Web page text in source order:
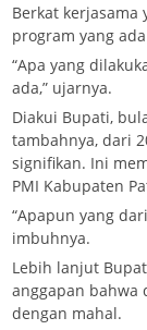
Berkat kerjasama
program yang
“Apa yang
ada,” ujarnya.
Diakui Bupati,
tambahnya, dari
signifikan. Ini
PMI Kabupaten
“Apapun yang
imbuhnya.
Lebih lanjut
anggapan
dengan mahal.